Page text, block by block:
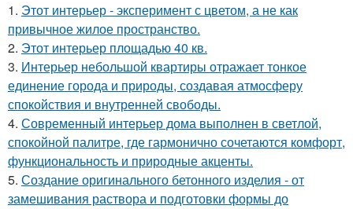
1. Этот интерьер - эксперимент с цветом, а не как
привычное жилое пространство.
2. Этот интерьер площадью 40 кв.
3. Интерьер небольшой квартиры отражает тонкое
единение города и природы, создавая атмосферу
спокойствия и внутренней свободы.
4. Современный интерьер дома выполнен в светлой,
спокойной палитре, где гармонично сочетаются комфорт,
функциональность и природные акценты.
5. Создание оригинального бетонного изделия - от
замешивания раствора и подготовки формы до